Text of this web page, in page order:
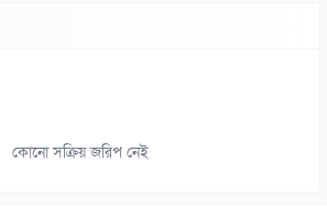
কোনো সক্রিয় জরিপ নেই